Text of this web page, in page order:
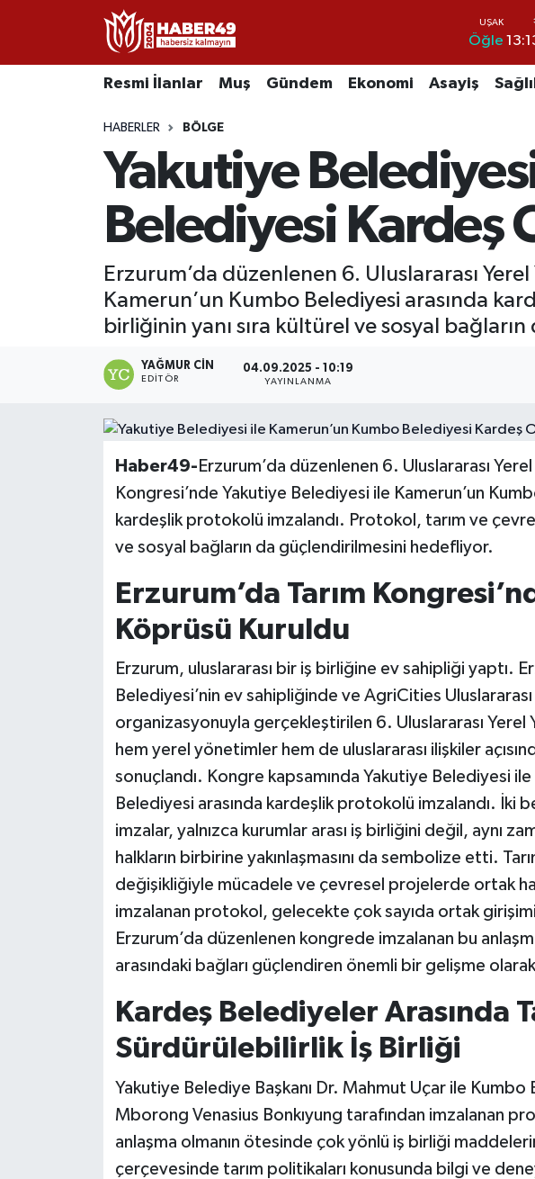
Öğle
Resmi İlanlar Muş Gündem Ekonomi Asayiş
HABERLER BÖLGE
Yakutiye
Belediyesi Kardeş
Erzurum’da düzenlenen 6. Uluslararası
Kamerun’un Kumbo Belediyesi arasında
birliğinin yanı sıra kültürel ve sosyal
YAĞMUR CIN
EDITÖR
04.09.2025 - 10:19
YAYINLANMA
Haber49- Erzurum’da düzenlenen 6. Uluslararası
Kongresi’nde Yakutiye Belediyesi ile Kamerun’un
kardeşlik protokolü imzalandı. Protokol, tarım ve çevre
ve sosyal bağların da güçlendirilmesini hedefliyor.
Erzurum’da Tarım
Köprüsü Kuruldu
Erzurum, uluslararası bir iş birliğine ev sahipliği yaptı.
Belediyesi’nin ev sahipliğinde ve AgriCities
organizasyonuyla gerçekleştirilen 6. Uluslararası Yerel
hem yerel yönetimler hem de uluslararası ilişkiler
sonuçlandı. Kongre kapsamında Yakutiye Belediyesi
Belediyesi arasında kardeşlik protokolü imzalandı. İki
imzalar, yalnızca kurumlar arası iş birliğini değil, aynı
halkların birbirine yakınlaşmasını da sembolize etti.
değişikliğiyle mücadele ve çevresel projelerde ortak
imzalanan protokol, gelecekte çok sayıda ortak
Erzurum’da düzenlenen kongrede imzalanan bu
arasındaki bağları güçlendiren önemli bir gelişme
Kardeş Belediyeler Arasında
Sürdürülebilirlik İş Birliği
Yakutiye Belediye Başkanı Dr. Mahmut Uçar ile Kumbo
Mborong Venasius Bonkıyung tarafından imzalanan
anlaşma olmanın ötesinde çok yönlü iş birliği
çerçevesinde tarım politikaları konusunda bilgi ve
Resmi İlanlar
Siyaset
Kültür Sanat
Malazgirt
Uşak Nöbetçi Eczaneler
Uşak Namaz Vakitleri
Uşak Trafik Yoğunluk Haritası
TFF 2.Lig Kırmızı Grup Puan Durumu ve Fikstür
Tüm Manşetler
Haber Arşivi